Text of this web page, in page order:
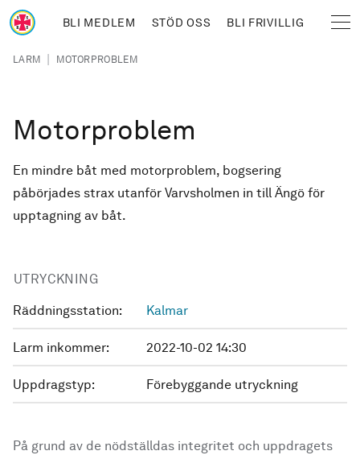
Hoppa till huvudinnehåll
BLI MEDLEM STÖD OSS BLI FRIVILLIG
Länkstig
LARM | MOTORPROBLEM
Motorproblem
En mindre båt med motorproblem, bogsering
påbörjades strax utanför Varvsholmen in till Ängö för
upptagning av båt.
UTRYCKNING
Räddningsstation: Kalmar
Larm inkommer: 2022-10-02 14:30
Uppdragstyp: Förebyggande utryckning
På grund av de nödställdas integritet och uppdragets